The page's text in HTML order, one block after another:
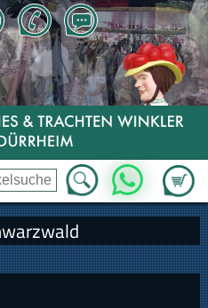
Zum
WhatsApp